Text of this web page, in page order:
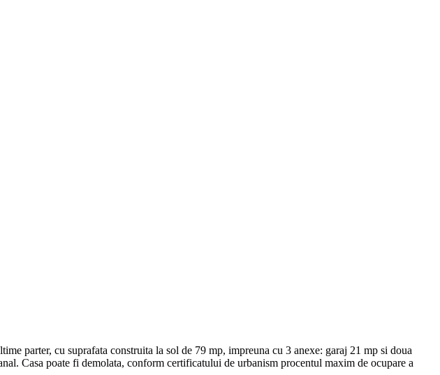
parter, cu suprafata construita la sol de 79 mp, impreuna cu 3 anexe: garaj 21 mp si doua
Casa poate fi demolata, conform certificatului de urbanism procentul maxim de ocupare a